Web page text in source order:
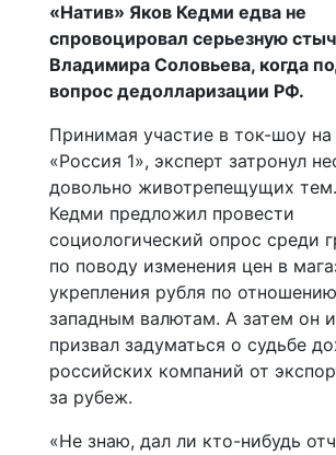
«Натив» Яков Кедми едва не
спровоцировал серьезную
Владимира Соловьева, когда
вопрос дедолларизации РФ.
Принимая участие в ток-шоу на
«Россия 1», эксперт затронул
довольно животрепещущих
Кедми предложил провести
социологический опрос среди
по поводу изменения цен в
укрепления рубля по
западным валютам. А затем он
призвал задуматься о судьбе
российских компаний от
за рубеж.
«Не знаю, дал ли кто-нибудь